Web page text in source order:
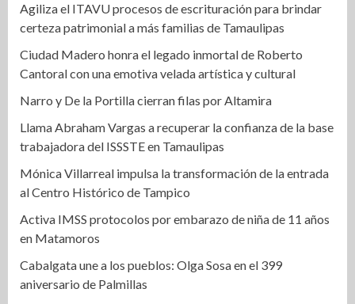
Agiliza el ITAVU procesos de escrituración para brindar
certeza patrimonial a más familias de Tamaulipas
Ciudad Madero honra el legado inmortal de Roberto
Cantoral con una emotiva velada artística y cultural
Narro y De la Portilla cierran filas por Altamira
Llama Abraham Vargas a recuperar la confianza de la base
trabajadora del ISSSTE en Tamaulipas
Mónica Villarreal impulsa la transformación de la entrada
al Centro Histórico de Tampico
Activa IMSS protocolos por embarazo de niña de 11 años
en Matamoros
Cabalgata une a los pueblos: Olga Sosa en el 399
aniversario de Palmillas